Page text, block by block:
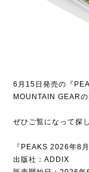
6月15日発売の『
MOUNTAIN GEARの
ぜひご覧になって探
『PEAKS 2026年8
出版社：ADDIX